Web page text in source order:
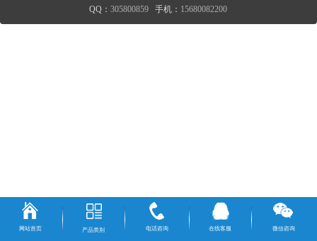
QQ：305800859 手机： 15680082200
网站首页 产品类别 电话咨询 在线客服 微信咨询